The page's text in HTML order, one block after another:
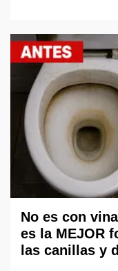
No es con
es la MEJOR
las canillas y